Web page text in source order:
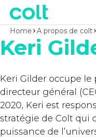
Keri
Home A propos de colt
Keri Gilder occupe
directeur général
2020, Keri est
stratégie de Colt qui
puissance de